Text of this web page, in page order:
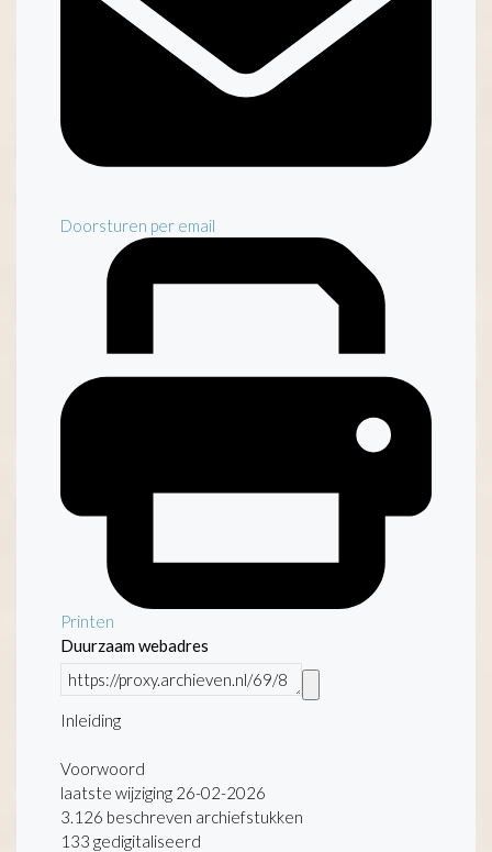
Doorsturen per email
Printen
Duurzaam webadres
Inleiding
Voorwoord
laatste wijziging 26-02-2026
3.126 beschreven archiefstukken
133 gedigitaliseerd